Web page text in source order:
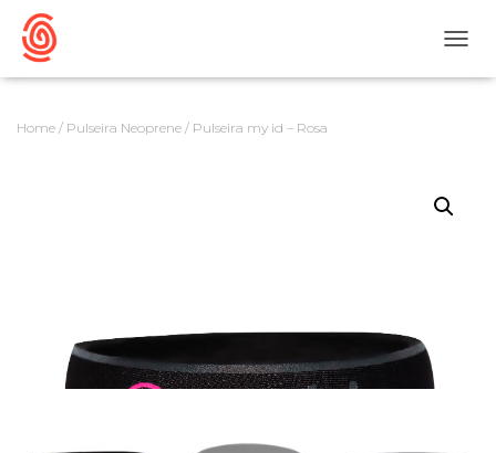
L
Home / Pulseira Neoprene / Pulseira my id – Rosa